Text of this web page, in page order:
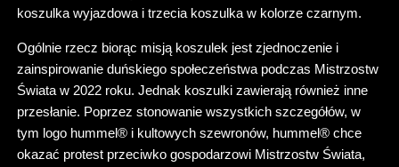
koszulka wyjazdowa i trzecia koszulka w kolorze czarnym.
Ogólnie rzecz biorąc misją koszulek jest zjednoczenie i
zainspirowanie duńskiego społeczeństwa podczas Mistrzostw
Świata w 2022 roku. Jednak koszulki zawierają również inne
przesłanie. Poprzez stonowanie wszystkich szczegółów, w
tym logo hummel® i kultowych szewronów, hummel® chce
okazać protest przeciwko gospodarzowi Mistrzostw Świata,